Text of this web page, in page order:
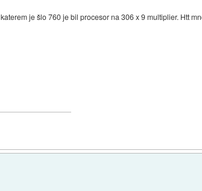
je šlo 760 je bil procesor na 306 x 9 multiplier. Htt